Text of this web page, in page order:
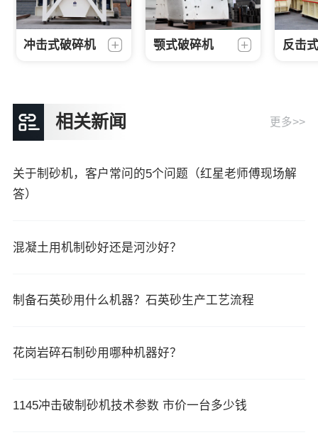
冲击式破碎机 颚式破碎机 反击
相关新闻 更多>>
关于制砂机，客户常问的5个问题（红星老师傅现场解
答）
混凝土用机制砂好还是河沙好？
制备石英砂用什么机器？石英砂生产工艺流程
花岗岩碎石制砂用哪种机器好？
1145冲击破制砂机技术参数 市价一台多少钱